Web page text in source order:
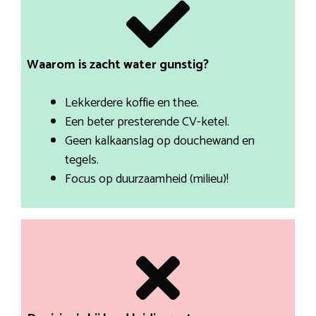
Waarom is zacht water gunstig?
Lekkerdere koffie en thee.
Een beter presterende CV-ketel.
Geen kalkaanslag op douchewand en
tegels.
Focus op duurzaamheid (milieu)!